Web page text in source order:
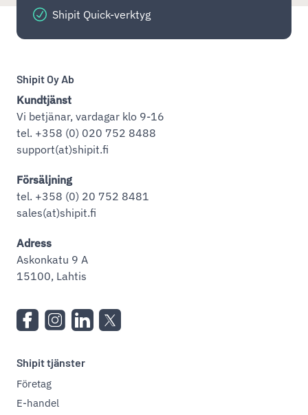
Shipit Quick-verktyg
Shipit Oy Ab
Kundtjänst
Vi betjänar, vardagar klo 9-16
tel. +358 (0) 020 752 8488
support(at)shipit.fi
Försäljning
tel. +358 (0) 20 752 8481
sales(at)shipit.fi
Adress
Askonkatu 9 A
15100, Lahtis
Shipit tjänster
Företag
E-handel